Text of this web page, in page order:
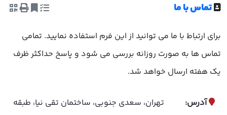
تماس با ما
برای ارتباط با ما می توانید از این فرم استفاده نمایید. تمامی
تماس ها به صورت روزانه بررسی می شود و پاسخ حداکثر ظرف
یک هفته ارسال خواهد شد.
آدرس: تهران، سعدی جنوبی، ساختمان تقی نیا، طبقه 4، واحد 402